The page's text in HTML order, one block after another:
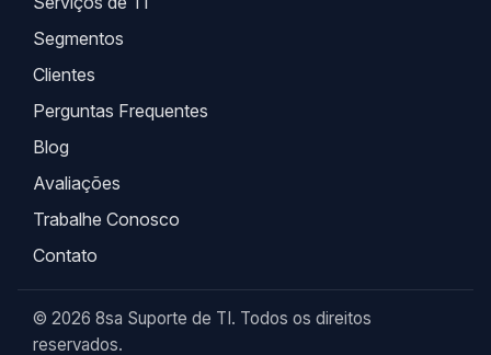
Segmentos
Clientes
Perguntas Frequentes
Blog
Avaliações
Trabalhe Conosco
Contato
© 2026 8sa Suporte de TI. Todos os direitos
reservados.